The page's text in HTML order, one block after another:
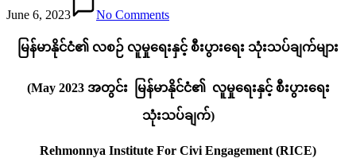
June 6, 2023 No Comments
မြန်မာနိုင်ငံ၏ လစဉ် လူမှုရေးနှင့် စီးပွားရေး သုံးသပ်ချက်များ
(May 2023 အတွင်း မြန်မာနိုင်ငံ၏ လူမှုရေးနှင့် စီးပွားရေး
သုံးသပ်ချက်)
Rehmonnya Institute For Civi Engagement (RICE)